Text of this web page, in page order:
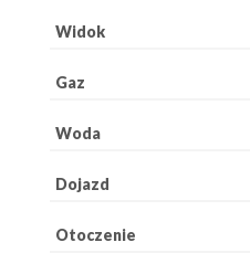
Widok
Gaz
Woda
Dojazd
Otoczenie